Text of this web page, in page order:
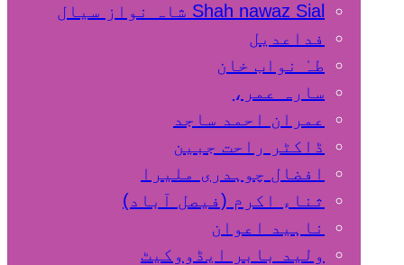
Shah nawaz Sial شاہ نواز سیال
فداعدیل
طہٰ نواب خان
سارہ عمر،
عمران احمد ساجد
ڈاکٹر راحت جبین
افضال چوہدری ملیرا
ثناء اکرم (فیصل آباد)
ناہید اعوان
ولید بابر ایڈووکیٹ